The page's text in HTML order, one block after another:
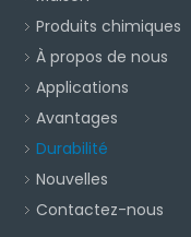
Produits chimiques
À propos de nous
Applications
Avantages
Durabilité
Nouvelles
Contactez-nous